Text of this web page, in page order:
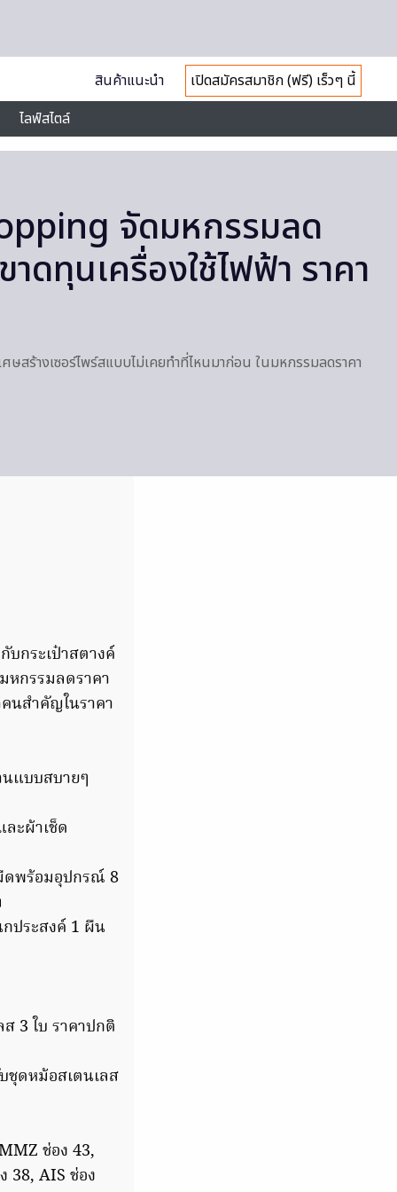
สินค้าแนะนำ
เปิดสมัครสมาชิก (ฟรี) เร็วๆ นี้
ไลฟ์สไตล์
จัดมหกรรมลด
าดทุนเครื่องใช้ไฟฟ้า ราคา
สร้างเซอร์ไพร์สแบบไม่เคยทำที่ไหนมาก่อน ในมหกรรมลดราคา
กระเป๋าสตางค์
หกรรมลดราคา
นสำคัญในราคา
นแบบสบายๆ
ะผ้าเช็ด
ดพร้อมอุปกรณ์ 8
ประสงค์ 1 ผืน
3 ใบ ราคาปกติ
ชุดหม้อสเตนเลส
ช่อง 43,
38, AIS ช่อง